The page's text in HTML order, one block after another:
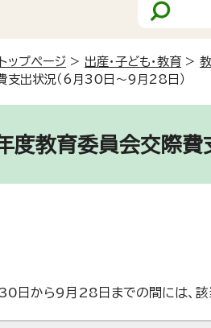
トップページ > 出産・子ども・教育 >
支出状況（6月30日～9月28日）
度教育委員会交際費
日から9月28日までの間には、該